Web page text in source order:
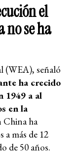
el
no se ha
(WEA), señaló
ha crecido
1949 a al
en la
China ha
a más de 12
de 50 años.